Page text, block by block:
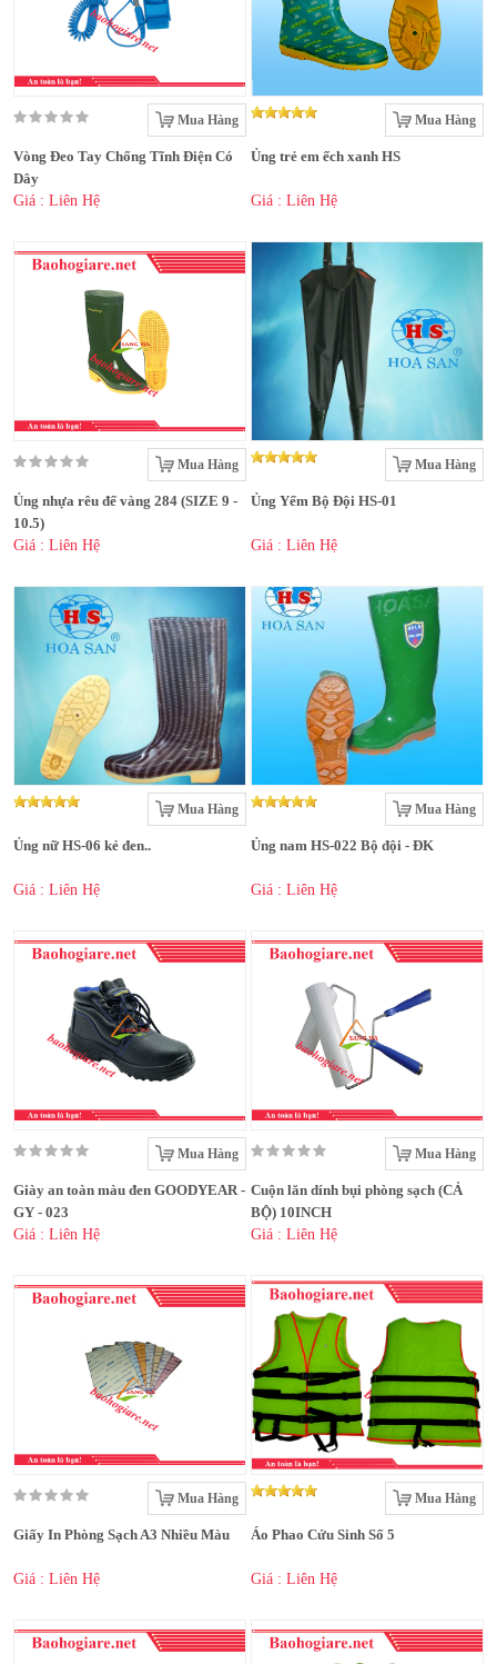
Mua Hàng
Vòng Đeo Tay Chống Tĩnh Điện Có
Dây
Giá : Liên Hệ
Mua Hàng
Ủng trẻ em ếch xanh HS
Giá : Liên Hệ
Mua Hàng
Ủng nhựa rêu đế vàng 284 (SIZE 9 -
10.5)
Giá : Liên Hệ
Mua Hàng
Ủng Yếm Bộ Đội HS-01
Giá : Liên Hệ
Mua Hàng
Ủng nữ HS-06 kẻ đen..
Giá : Liên Hệ
Mua Hàng
Ủng nam HS-022 Bộ đội - ĐK
Giá : Liên Hệ
Mua Hàng
Giày an toàn màu đen GOODYEAR -
GY - 023
Giá : Liên Hệ
Mua Hàng
Cuộn lăn dính bụi phòng sạch (CẢ
BỘ) 10INCH
Giá : Liên Hệ
Mua Hàng
Giấy In Phòng Sạch A3 Nhiều Màu
Giá : Liên Hệ
Mua Hàng
Áo Phao Cứu Sinh Số 5
Giá : Liên Hệ